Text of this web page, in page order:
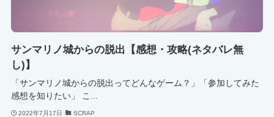
サンマリノ城からの脱出【感想・攻略(ネタバレ無
し)】
「サンマリノ城からの脱出ってどんなゲーム？」「参加してみた
感想を知りたい」 こ...
2022年7月17日 SCRAP